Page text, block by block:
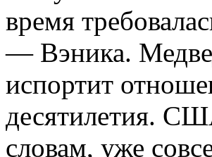
время
— Вэника.
испортит
десятилетия.
словам, уже